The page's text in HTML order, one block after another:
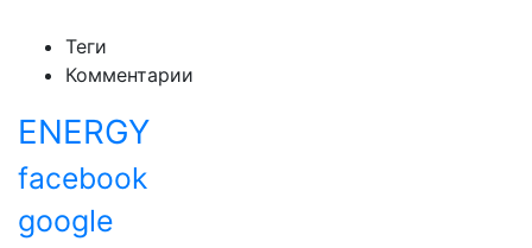
Теги
Комментарии
ENERGY
facebook
google